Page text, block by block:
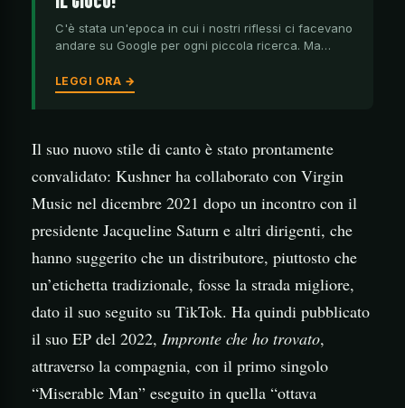
C'è stata un'epoca in cui i nostri riflessi ci facevano
andare su Google per ogni piccola ricerca. Ma…
LEGGI ORA →
Il suo nuovo stile di canto è stato prontamente
convalidato: Kushner ha collaborato con Virgin
Music nel dicembre 2021 dopo un incontro con il
presidente Jacqueline Saturn e altri dirigenti, che
hanno suggerito che un distributore, piuttosto che
un’etichetta tradizionale, fosse la strada migliore,
dato il suo seguito su TikTok. Ha quindi pubblicato
il suo EP del 2022, Impronte che ho trovato,
attraverso la compagnia, con il primo singolo
“Miserable Man” eseguito in quella “ottava